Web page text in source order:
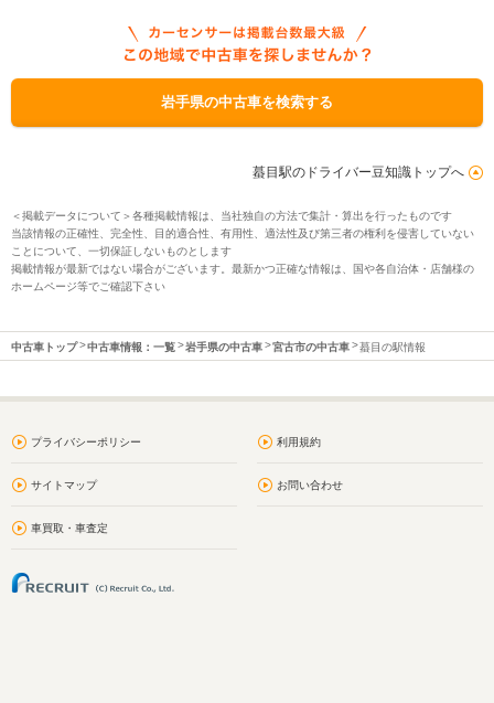
岩手県の中古車を検索する
蟇目駅のドライバー豆知識トップへ
＜掲載データについて＞各種掲載情報は、当社独自の方法で集計・算出を行ったものです
当該情報の正確性、完全性、目的適合性、有用性、適法性及び第三者の権利を侵害していない
ことについて、一切保証しないものとします
掲載情報が最新ではない場合がございます。最新かつ正確な情報は、国や各自治体・店舗様の
ホームページ等でご確認下さい
中古車トップ 中古車情報：一覧 岩手県の中古車 宮古市の中古車 蟇目の駅情報
プライバシーポリシー 利用規約
サイトマップ お問い合わせ
車買取・車査定